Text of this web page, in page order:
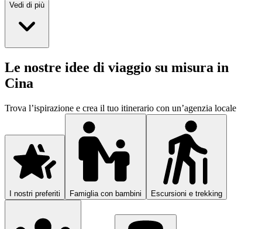
Vedi di più
Le nostre idee di viaggio su misura in
Cina
Trova l’ispirazione e crea il tuo itinerario con un’agenzia locale
I nostri preferiti Famiglia con bambini Escursioni e trekking